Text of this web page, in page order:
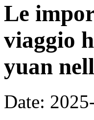
Le
viaggio
yuan
Date: